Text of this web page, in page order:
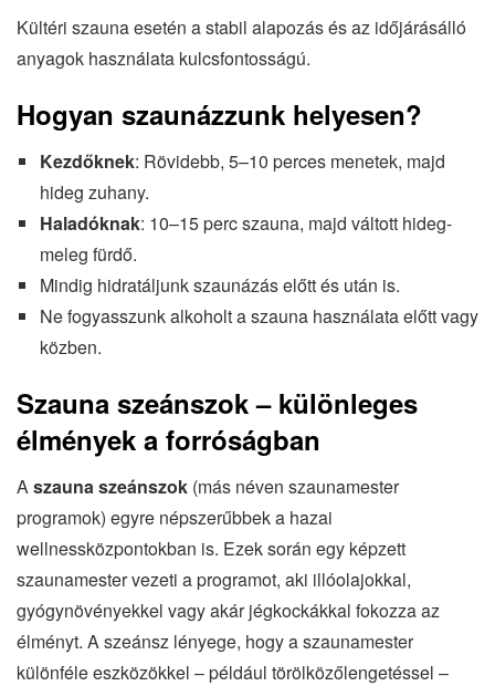
Kültéri szauna esetén a stabil alapozás és az időjárásálló
anyagok használata kulcsfontosságú.
Hogyan szaunázzunk helyesen?
Kezdőknek: Rövidebb, 5–10 perces menetek, majd
hideg zuhany.
Haladóknak: 10–15 perc szauna, majd váltott hideg-
meleg fürdő.
Mindig hidratáljunk szaunázás előtt és után is.
Ne fogyasszunk alkoholt a szauna használata előtt vagy
közben.
Szauna szeánszok – különleges
élmények a forróságban
Aszauna szeánszok (más néven szaunamester
programok) egyre népszerűbbek a hazai
wellnessközpontokban is. Ezek során egy képzett
szaunamester vezeti a programot, aki illóolajokkal,
gyógynövényekkel vagy akár jégkockákkal fokozza az
élményt. A szeánsz lényege, hogy a szaunamester
különféle eszközökkel – például törölközőlengetéssel –